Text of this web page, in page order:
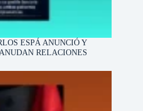
ESPÁ ANUNCIÓ Y
RELACIONES